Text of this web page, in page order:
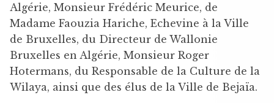
Algérie, Monsieur Frédéric Meurice, de
Madame Faouzia Hariche, Echevine à la Ville
de Bruxelles, du Directeur de Wallonie
Bruxelles en Algérie, Monsieur Roger
Hotermans, du Responsable de la Culture de la
Wilaya, ainsi que des élus de la Ville de Bejaïa.